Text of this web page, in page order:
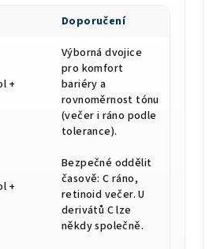
Doporučení
+
Výborná dvojice
pro komfort
bariéry a
rovnoměrnost tónu
(večer i ráno podle
tolerance).
+
Bezpečné oddělit
časově: C ráno,
retinoid večer. U
derivátů C lze
někdy společně.